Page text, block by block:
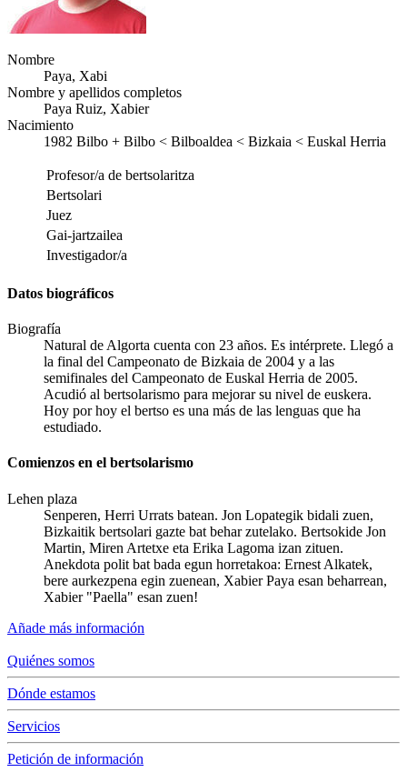
Nombre
Paya, Xabi
Nombre y apellidos completos
Paya Ruiz, Xabier
Nacimiento
1982 Bilbo + Bilbo < Bilboaldea < Bizkaia < Euskal Herria
Profesor/a de bertsolaritza
Bertsolari
Juez
Gai-jartzailea
Investigador/a
Datos biográficos
Biografía
Natural de Algorta cuenta con 23 años. Es intérprete. Llegó a
la final del Campeonato de Bizkaia de 2004 y a las
semifinales del Campeonato de Euskal Herria de 2005.
Acudió al bertsolarismo para mejorar su nivel de euskera.
Hoy por hoy el bertso es una más de las lenguas que ha
estudiado.
Comienzos en el bertsolarismo
Lehen plaza
Senperen, Herri Urrats batean. Jon Lopategik bidali zuen,
Bizkaitik bertsolari gazte bat behar zutelako. Bertsokide Jon
Martin, Miren Artetxe eta Erika Lagoma izan zituen.
Anekdota polit bat bada egun horretakoa: Ernest Alkatek,
bere aurkezpena egin zuenean, Xabier Paya esan beharrean,
Xabier "Paella" esan zuen!
Añade más información
Quiénes somos
Dónde estamos
Servicios
Petición de información